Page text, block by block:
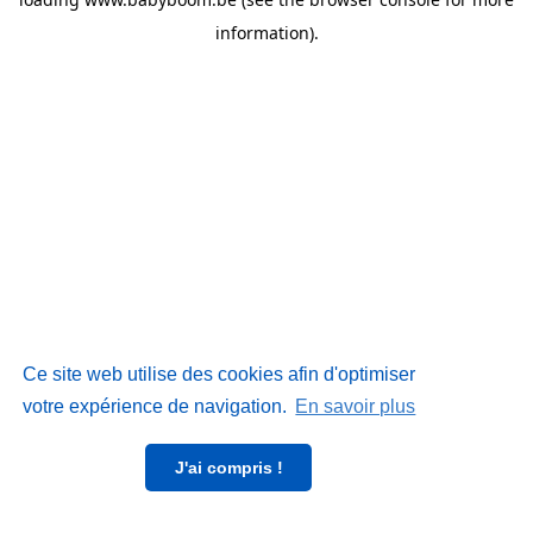
Ce site web utilise des cookies afin d'optimiser
votre expérience de navigation. En savoir plus
J'ai compris !
information).